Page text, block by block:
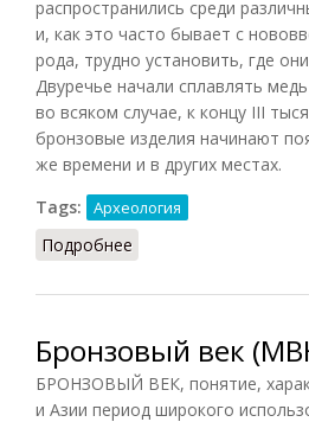
распространились среди
и, как это часто бывает с
рода, трудно установить, где
Двуречье начали сплавлять
во всяком случае, к концу III
бронзовые изделия начинают
же времени и в других местах.
Tags:
Археология
Подробнее
Бронзовый век
БРОНЗОВЫЙ ВЕК, понятие,
и Азии период широкого